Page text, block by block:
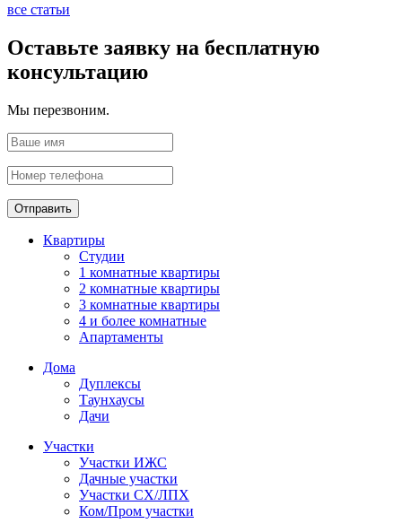
все статьи
Оставьте заявку на бесплатную
консультацию
Мы перезвоним.
Отправить
Квартиры
Студии
1 комнатные квартиры
2 комнатные квартиры
3 комнатные квартиры
4 и более комнатные
Апартаменты
Дома
Дуплексы
Таунхаусы
Дачи
Участки
Участки ИЖС
Дачные участки
Участки СХ/ЛПХ
Ком/Пром участки